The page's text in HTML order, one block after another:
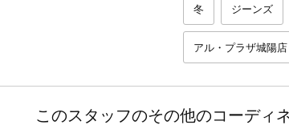
冬 ジーンズ
アル・プラザ城陽店
このスタッフのその他のコーディ